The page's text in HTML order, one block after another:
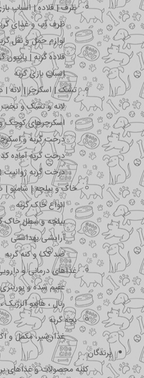
ظرف | قلاده | اسباب
ظرف آب و غذای
لوازم حمل و نقل
قلاده گربه | پاپیون
اسباب بازی گربه
تشک | اسکرچر | لانه |
لانه و تشک و تخت
اسکرچرهای کوچک
درخت گربه و
درخت گربه آماده
درخت گربه ژوانیت
خاک و بیلچه | شامپو
انواع خاک گربه
بیلچه و سطل خاک
آرایشی بهداشتی
ضد کک و کنه گربه
غذاهای درمانی و
عقیم شده و
رنال ، هایپو
بچه گربه
غذا، شیر، مکمل و
پرندگان
کلیه محصولات و غذاهای